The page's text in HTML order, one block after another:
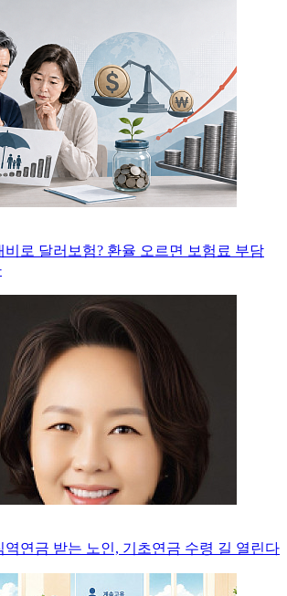
비로 달러보험? 환율 오르면 보험료 부담
역연금 받는 노인, 기초연금 수령 길 열린다